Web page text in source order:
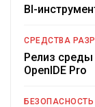
BI-
СРЕДСТВА
Релиз среды
OpenIDE Pro
БЕЗОПАСНОСТЬ